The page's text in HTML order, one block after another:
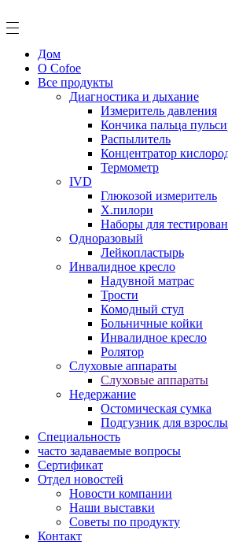
Дом
О Cofoe
Все продукты
Диагностика и дыхание
Измеритель давления
Кончика пальца
Распылитель
Концентратор
Термометр
IVD
Глюкозой измеритель
Х.пилори
Наборы для
Одноразовый
Лейкопластырь
Инвалидное кресло
Надувной матрас
Трости
Комодный стул
Больничные койки
Инвалидное кресло
Ролятор
Слуховые аппараты
Слуховые аппараты
Недержание
Остомическая сумка
Подгузник для
Специальность
часто задаваемые вопросы
Сертификат
Отдел новостей
Новости компании
Наши выставки
Советы по продукту
Контакт